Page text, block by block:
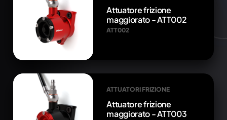
Attuatore frizione
maggiorato - ATT002
ATT002
ATTUATORI FRIZIONE
Attuatore frizione
maggiorato - ATT003